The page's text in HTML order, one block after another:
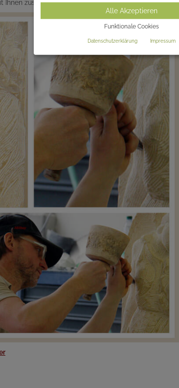
zusammen einen individuellen Grabmalentwurf.
Alle Akzeptieren
Funktionale Cookies
Datenschutzerklärung Impressum